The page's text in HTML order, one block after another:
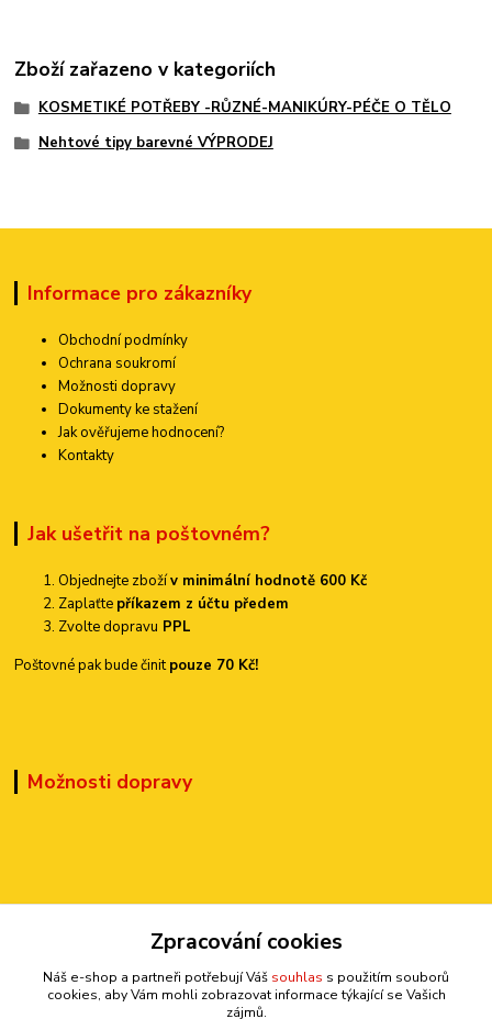
Zboží zařazeno v kategoriích
KOSMETIKÉ POTŘEBY -RŮZNÉ-MANIKÚRY-PÉČE O TĚLO
Nehtové tipy barevné VÝPRODEJ
Informace pro zákazníky
Obchodní podmínky
Ochrana soukromí
Možnosti dopravy
Dokumenty ke stažení
Jak ověřujeme hodnocení?
Kontakty
Jak ušetřit na poštovném?
Objednejte zbožív minimální hodnotě 600 Kč
Zaplaťte příkazem z účtu předem
Zvolte dopravu PPL
Poštovné pak bude činitpouze 70 Kč!
Možnosti dopravy
Zpracování cookies
Náš e-shop a partneři potřebují Váš souhlas s použitím souborů
cookies, aby Vám mohli zobrazovat informace týkající se Vašich
zájmů.